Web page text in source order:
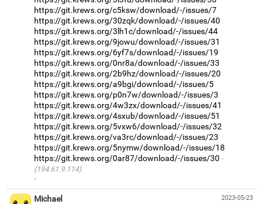
https://git.krews.org/c5ksw/download/-/issues/7
https://git.krews.org/30zqk/download/-/issues/40
https://git.krews.org/3lh1c/download/-/issues/44
https://git.krews.org/9jowu/download/-/issues/31
https://git.krews.org/6yf7s/download/-/issues/19
https://git.krews.org/0nr8a/download/-/issues/33
https://git.krews.org/2b9hz/download/-/issues/20
https://git.krews.org/a9bgi/download/-/issues/5
https://git.krews.org/p0n7w/download/-/issues/3
https://git.krews.org/4w3zx/download/-/issues/41
https://git.krews.org/4sxub/download/-/issues/51
https://git.krews.org/5vxw6/download/-/issues/32
https://git.krews.org/va3rc/download/-/issues/23
https://git.krews.org/5nymw/download/-/issues/18
https://git.krews.org/0ar87/download/-/issues/30
(194.61.9.114)
·
2023-05-23
Michael